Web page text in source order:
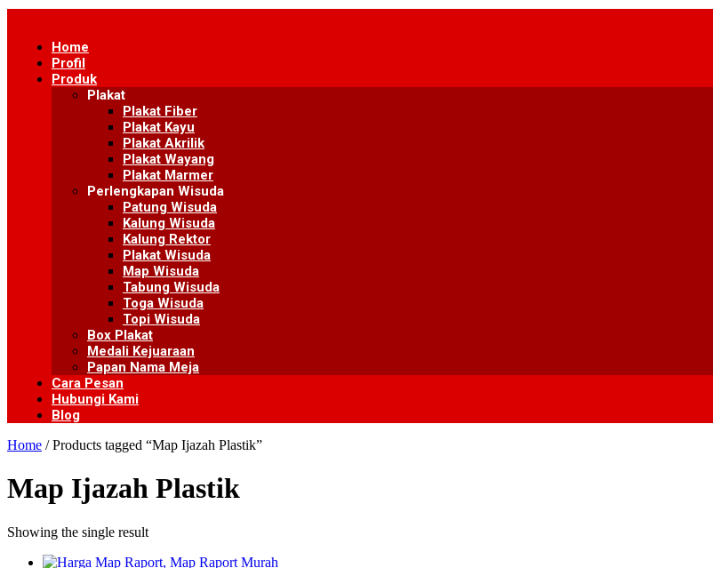
content
Home
Profil
Produk
Plakat
Plakat Fiber
Plakat Kayu
Plakat Akrilik
Plakat Wayang
Plakat Marmer
Perlengkapan Wisuda
Patung Wisuda
Kalung Wisuda
Kalung Rektor
Plakat Wisuda
Map Wisuda
Tabung Wisuda
Toga Wisuda
Topi Wisuda
Box Plakat
Medali Kejuaraan
Papan Nama Meja
Cara Pesan
Hubungi Kami
Blog
Home / Products tagged “Map Ijazah Plastik”
Map Ijazah Plastik
Showing the single result